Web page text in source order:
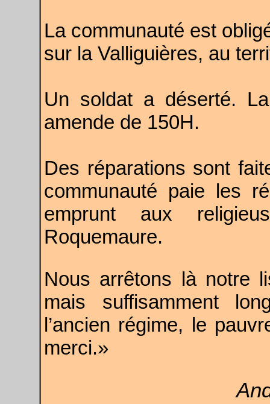
La communauté est
sur la Valliguières, au
Un soldat a déserté.
amende de 150H.
Des réparations sont
communauté paie les
emprunt aux
Roquemaure.
Nous arrêtons là notre
mais suffisamment
l’ancien régime, le
merci.»